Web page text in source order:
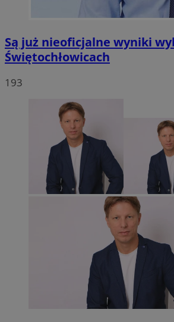
Są już nieoficjalne wyniki
Świętochłowicach
193